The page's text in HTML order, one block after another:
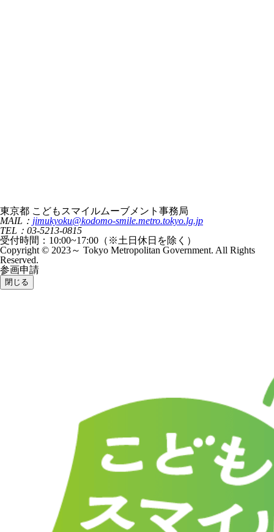
東京都 こどもスマイルムーブメント事務局
MAIL： jimukyoku@kodomo-smile.metro.tokyo.lg.jp
TEL：03-5213-0815
受付時間：10:00~17:00（※土日休日を除く）
Copyright © 2023～ Tokyo Metropolitan Government. All Rights
Reserved.
参画申請
閉じる